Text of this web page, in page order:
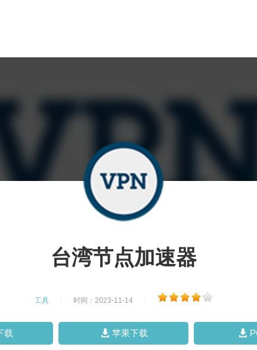
台湾节点加速器
工具 时间：2023-11-14
载 苹果下载